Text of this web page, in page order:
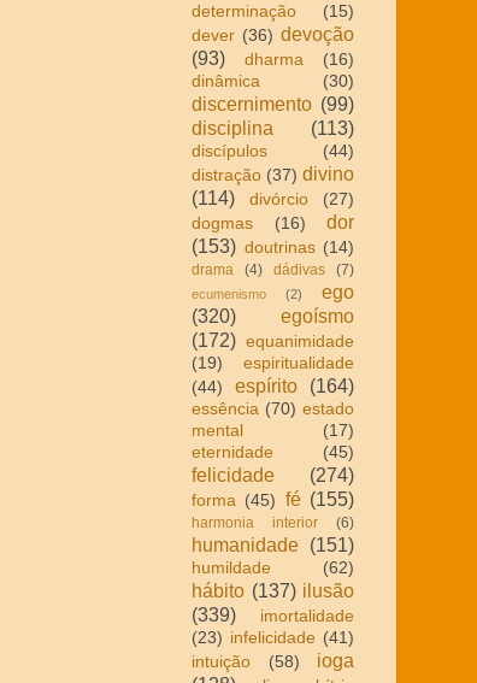
determinação
(15)
dever (36) devoção
(93)
dharma
(16)
dinâmica
(30)
discernimento (99)
disciplina
(113)
discípulos
(44)
distração (37) divino
(114)
divórcio
(27)
dogmas
(16)
dor
(153) doutrinas (14)
drama (4) dádivas (7)
ecumenismo (2)
ego
(320)
egoísmo
(172) equanimidade
(19)
espiritualidade
(44)
espírito (164)
essência (70) estado
mental
(17)
eternidade
(45)
felicidade (274)
forma (45) fé (155)
harmonia interior (6)
humanidade (151)
humildade (62)
hábito (137) ilusão
(339)
imortalidade
(23) infelicidade (41)
intuição
(58)
ioga